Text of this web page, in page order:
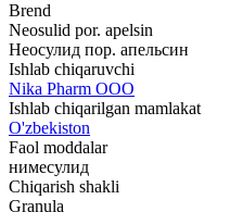
Brend
Neosulid por. apelsin
Неосулид пор. апельсин
Ishlab chiqaruvchi
Nika Pharm ООО
Ishlab chiqarilgan mamlakat
O'zbekiston
Faol moddalar
нимесулид
Chiqarish shakli
Granula